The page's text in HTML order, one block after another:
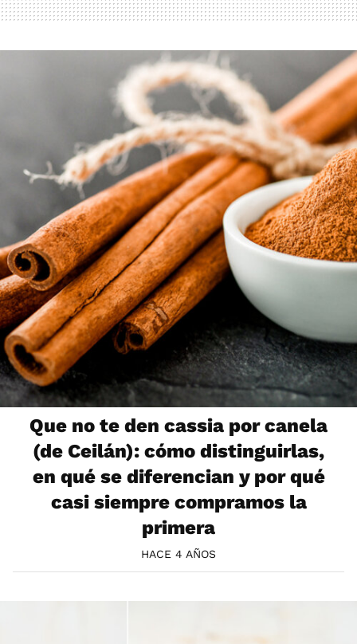
Que no te den cassia por canela
(de Ceilán): cómo distinguirlas,
en qué se diferencian y por qué
casi siempre compramos la
primera
HACE 4 AÑOS